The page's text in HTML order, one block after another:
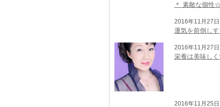
＊ 素敵な個性
2016年11月27
運気を前倒し
2016年11月27
栄養は美味し
2016年11月25